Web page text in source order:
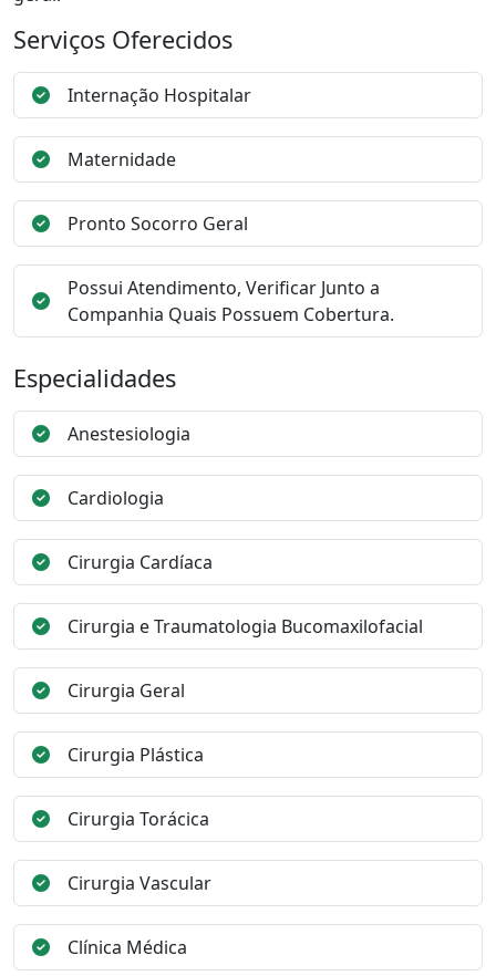
Serviços Oferecidos
Internação Hospitalar
Maternidade
Pronto Socorro Geral
Possui Atendimento, Verificar Junto a
Companhia Quais Possuem Cobertura.
Especialidades
Anestesiologia
Cardiologia
Cirurgia Cardíaca
Cirurgia e Traumatologia Bucomaxilofacial
Cirurgia Geral
Cirurgia Plástica
Cirurgia Torácica
Cirurgia Vascular
Clínica Médica